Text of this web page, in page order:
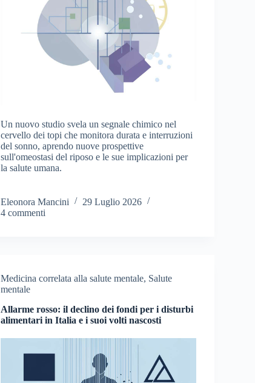
Un nuovo studio svela un segnale chimico nel
cervello dei topi che monitora durata e interruzioni
del sonno, aprendo nuove prospettive
sull'omeostasi del riposo e le sue implicazioni per
la salute umana.
Eleonora Mancini
29 Luglio 2026
4 commenti
Medicina correlata alla salute mentale, Salute
mentale
Allarme rosso: il declino dei fondi per i disturbi
alimentari in Italia e i suoi volti nascosti